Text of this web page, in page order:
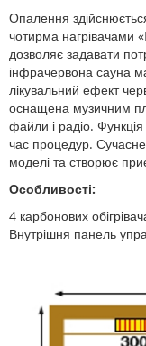
Опалення
чотирма нагрівачами
дозволяє задавати
інфрачервона сауна
лікувальний ефект
оснащена музичним
файли і радіо.
час процедур.
моделі та створює
Особливості:
4 карбонових
Внутрішня панель